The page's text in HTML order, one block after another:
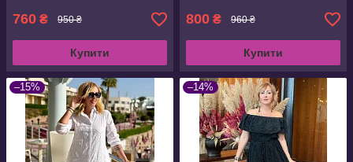
760 ₴ 950 ₴
Купити
800 ₴ 960 ₴
Купити
–15% –14%